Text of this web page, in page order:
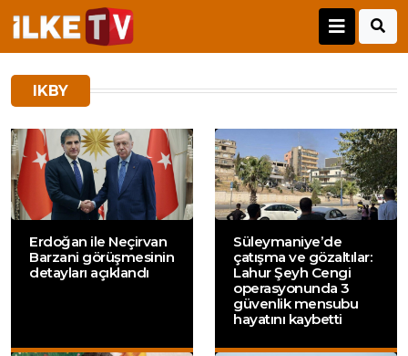
IKBY
Erdoğan ile Neçirvan
Barzani görüşmesinin
detayları açıklandı
Süleymaniye’de
çatışma ve gözaltılar:
Lahur Şeyh Cengi
operasyonunda 3
güvenlik mensubu
hayatını kaybetti